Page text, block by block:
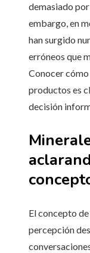
demasiado
embargo, en
han surgido
erróneos que
Conocer
productos es
decisión
El concepto
percepción